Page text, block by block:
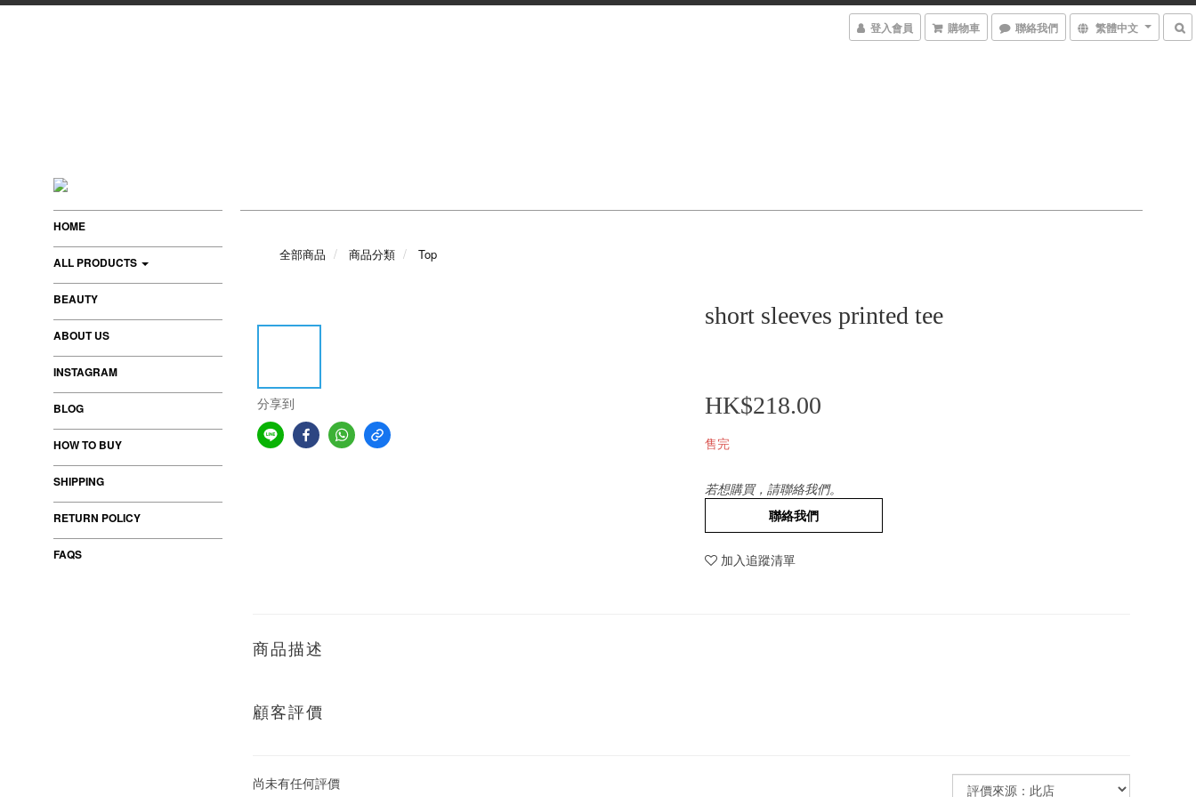
登入會員 購物車 聯絡我們 繁體中文
HOME
ALL PRODUCTS
BEAUTY
ABOUT US
INSTAGRAM
BLOG
HOW TO BUY
SHIPPING
RETURN POLICY
FAQS
全部商品 商品分類 Top
分享到
short sleeves printed tee
HK$218.00
售完
若想購買，請聯絡我們。
聯絡我們
加入追蹤清單
商品描述
顧客評價
尚未有任何評價